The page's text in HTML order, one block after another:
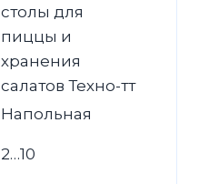
столы для
пиццы и
хранения
салатов Техно-тт
Напольная
2…10